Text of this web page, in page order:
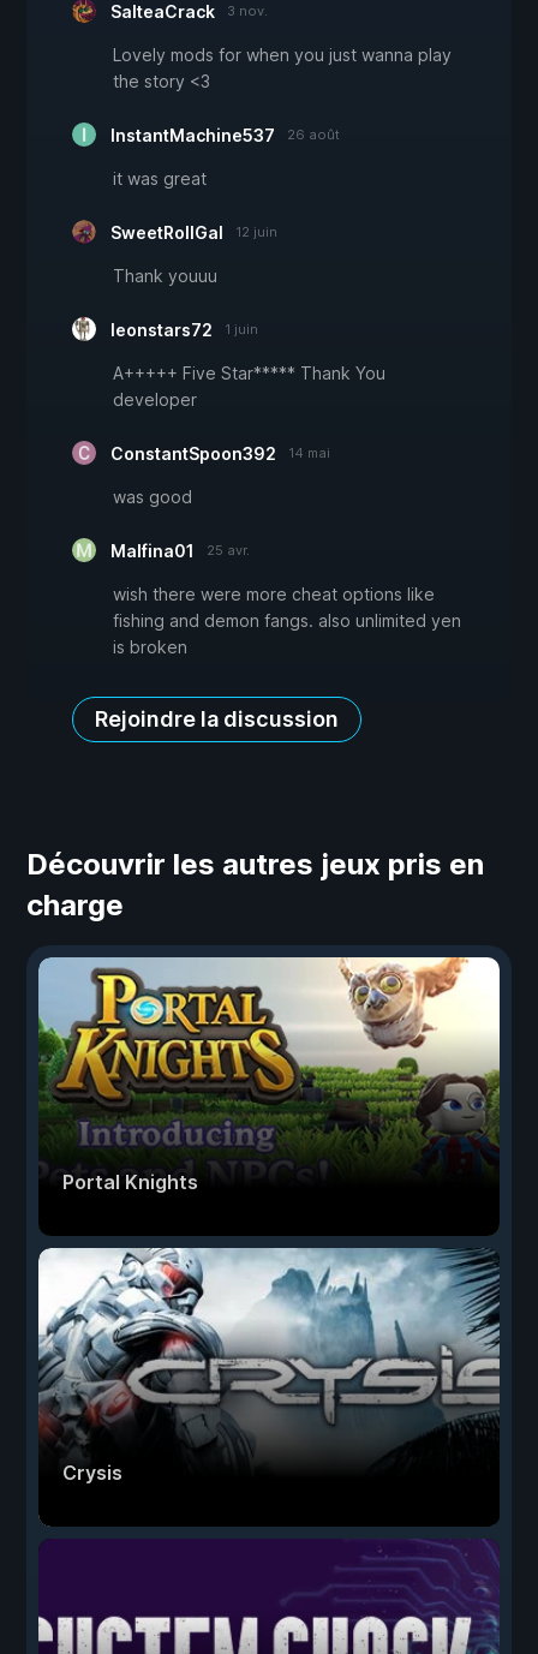
SalteaCrack 3 nov.
Lovely mods for when you just wanna play
the story <3
InstantMachine537 26 août
it was great
SweetRollGal 12 juin
Thank youuu
leonstars72 1 juin
A+++++ Five Star***** Thank You
developer
ConstantSpoon392 14 mai
was good
Malfina01 25 avr.
wish there were more cheat options like
fishing and demon fangs. also unlimited yen
is broken
Rejoindre la discussion
Découvrir les autres jeux pris en
charge
Portal Knights
Crysis